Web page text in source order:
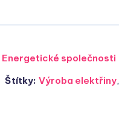
Energetické společnosti
Štítky: Výroba elektřiny,